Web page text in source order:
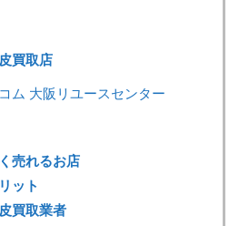
買取店
ム 大阪リユースセンター
売れるお店
ット
買取業者